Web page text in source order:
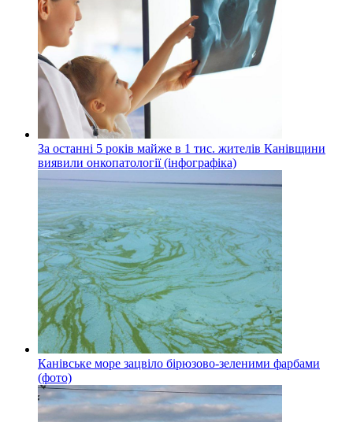
За останні 5 років майже в 1 тис. жителів Канівщини
виявили онкопатології (інфографіка)
Канівське море зацвіло бірюзово-зеленими фарбами
(фото)